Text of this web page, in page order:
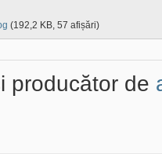
(192,2 KB, 57 afișări)
producător de